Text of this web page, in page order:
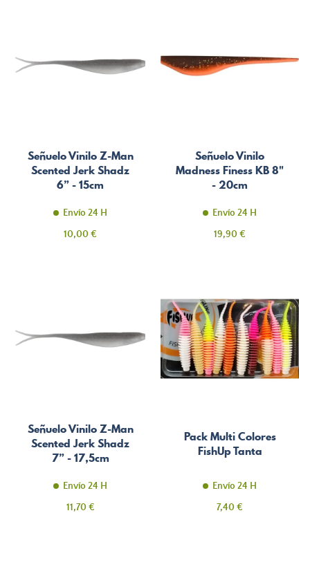
Señuelo Vinilo Z-Man
Scented Jerk Shadz
6” - 15cm
Envío 24 H
Precio
10,00 €
Señuelo Vinilo
Madness Finess KB 8"
- 20cm
Envío 24 H
Precio
19,90 €
Señuelo Vinilo Z-Man
Scented Jerk Shadz
7” - 17,5cm
Envío 24 H
Precio
11,70 €
Pack Multi Colores
FishUp Tanta
Envío 24 H
Precio
7,40 €